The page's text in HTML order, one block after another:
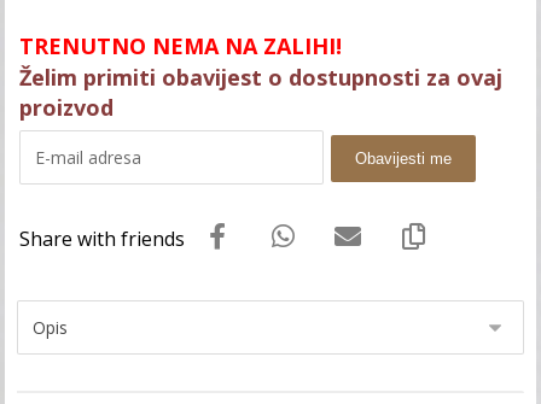
TRENUTNO NEMA NA ZALIHI!
Želim primiti obavijest o dostupnosti za ovaj
proizvod
Obavijesti me